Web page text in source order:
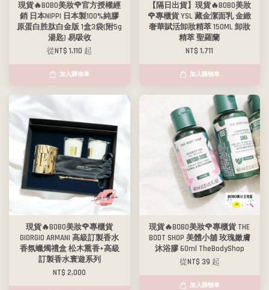
現貨🔥BOBO美妝🌹官方授權經
銷 日本NIPPI 日本製100%純膠
原蛋白胜肽白金版 1盒3袋(附5g
湯匙) 易吸收
從NT$ 1,110 起
加入購物車
【隔日出貨】現貨🔥BOBO美妝
🌹專櫃貨 YSL 藏金潔面乳 金緻
奢華賦活卸妝精萃 150ML 卸妝
精萃 聖羅蘭
NT$ 1,711
加入購物車
現貨🔥BOBO美妝🌹專櫃貨
GIORGIO ARMANI 高級訂製香水
香氛蠟燭禮盒 松木熏香+高級
訂製香水寰遊系列
NT$ 2,000
現貨🔥BOBO美妝🌹專櫃貨 THE
BODT SHOP 美體小舖 玫瑰嫩膚
沐浴膠 60ml TheBodyShop
從NT$ 39 起
加入購物車